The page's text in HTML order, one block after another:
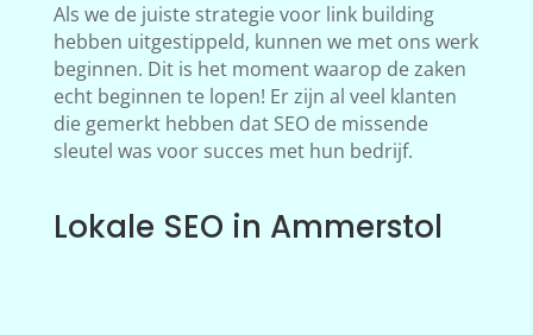
Als we de juiste strategie voor link building
hebben uitgestippeld, kunnen we met ons werk
beginnen. Dit is het moment waarop de zaken
echt beginnen te lopen! Er zijn al veel klanten
die gemerkt hebben dat SEO de missende
sleutel was voor succes met hun bedrijf.
Lokale SEO in Ammerstol